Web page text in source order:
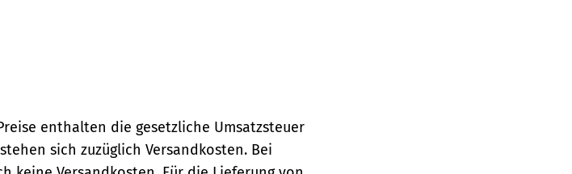
enthalten die gesetzliche Umsatzsteuer
sich zuzüglich Versandkosten. Bei